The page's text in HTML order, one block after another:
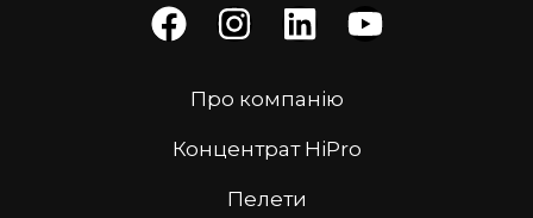
Про компанію
Концентрат HiPro
Пелети